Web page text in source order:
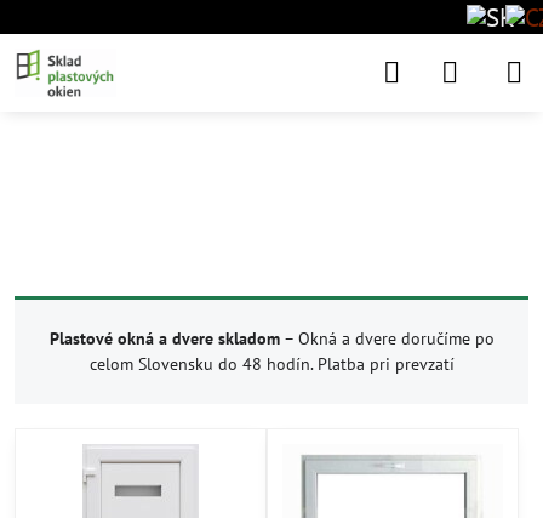
Plastové okná a dvere skladom– Okná a dvere doručíme po
celom Slovensku do 48 hodín. Platba pri prevzatí